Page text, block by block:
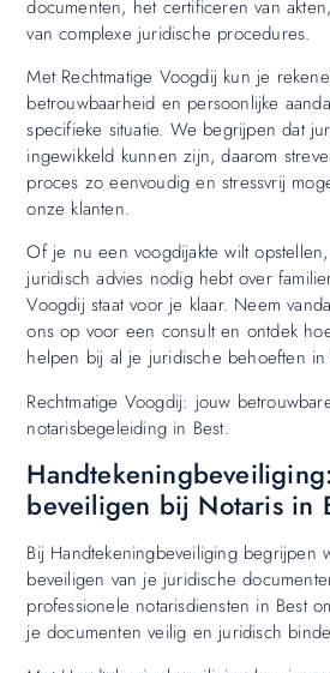
documenten, het certificeren van
van complexe juridische procedures.
Met Rechtmatige Voogdij kun je
betrouwbaarheid en persoonlijke
specifieke situatie. We begrijpen dat
ingewikkeld kunnen zijn, daarom
proces zo eenvoudig en stressvrij
onze klanten.
Of je nu een voogdijakte wilt
juridisch advies nodig hebt over
Voogdij staat voor je klaar. Neem
ons op voor een consult en ontdek
helpen bij al je juridische behoeften in
Rechtmatige Voogdij: jouw
notarisbegeleiding in Best.
beveiligen bij Notaris in
Bij Handtekeningbeveiliging begrijpen
beveiligen van je juridische
professionele notarisdiensten in Best
je documenten veilig en juridisch